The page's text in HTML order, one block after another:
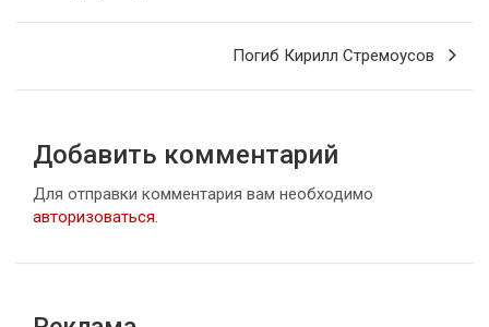
записям
Погиб Кирилл Стремоусов
Добавить комментарий
Для отправки комментария вам необходимо
авторизоваться